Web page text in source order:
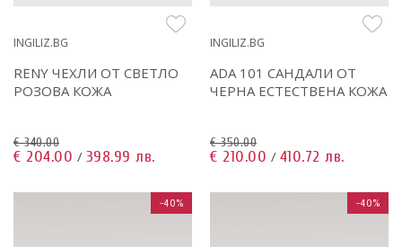
INGILIZ.BG
RENY ЧЕХЛИ ОТ СВЕТЛО
РОЗОВА КОЖА
€ 340.00
€ 204.00 / 398.99 лв.
INGILIZ.BG
ADA 101 САНДАЛИ ОТ
ЧЕРНА ЕСТЕСТВЕНА КОЖА
€ 350.00
€ 210.00 / 410.72 лв.
-40% -40%